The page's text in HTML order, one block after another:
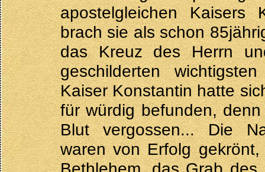
apostelgleichen Kaisers
brach sie als schon
das Kreuz des Herrn
geschilderten
Kaiser Konstantin hatte
für würdig befunden,
Blut vergossen... Die
waren von Erfolg